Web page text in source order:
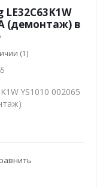
(демонтаж) в
(1)
YS1010 002065